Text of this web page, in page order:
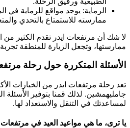
الرماية: يوجد مواقع للرماية
ممارسته للاستمتاع بالتحدي
لا شك أن مرتفعات ايدر تقدم الكثير من
ممارستها، وتجعل الزيارة للمنطقة
الأسئلة المتكررة حول رحلة
تعد رحلة مرتفعات ايدر من الخيارات
جامليهمشين. لذلك قمنا بتوفير الأسئلة
لمساعدتك في التنقل والاستعداد لها.
يا ترى، ما هي مواعيد العيد في مرتفعات